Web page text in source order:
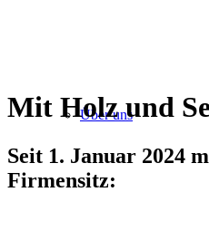
Über uns
Mit Holz und
Seit 1. Januar 2024
Firmensitz: